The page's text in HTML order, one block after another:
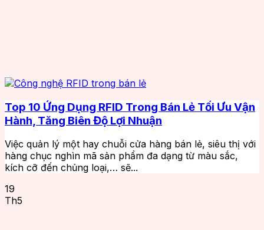
Top 10 Ứng Dụng RFID Trong Bán Lẻ Tối Ưu Vận
Hành, Tăng Biên Độ Lợi Nhuận
Việc quản lý một hay chuỗi cửa hàng bán lẻ, siêu thị với
hàng chục nghìn mã sản phẩm đa dạng từ màu sắc,
kích cỡ đến chủng loại,… sẽ...
19
Th5